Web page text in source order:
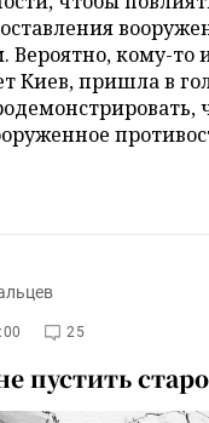
кому-то
Киев, пришла в
25
пустить